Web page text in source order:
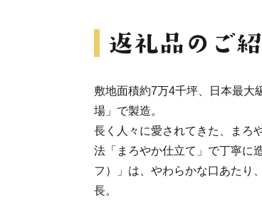
敷地面積約7万4千坪、日本最大
場」で製造。
長く人々に愛されてきた、まろ
法「まろやか仕立て」で丁寧に
フ）」は、やわらかな口あたり
長。